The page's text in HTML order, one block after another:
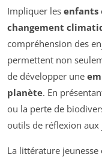
Impliquer les enfants
changement
compréhension des
permettent non
de développer une
planète. En
ou la perte de
outils de réflexion aux
La littérature jeunesse